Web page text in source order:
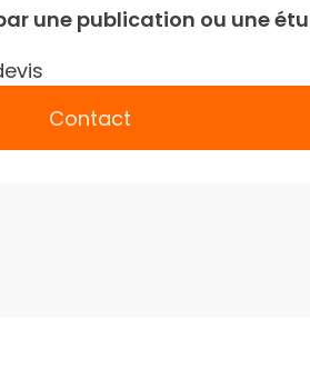
une publication ou une
Contact